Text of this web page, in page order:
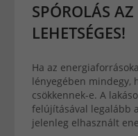
SPÓROLÁS
LEHETSÉGES!
Ha az
lényegében mindegy,
csökkennek-e. A
felújításával legalább
jelenleg elhasznált